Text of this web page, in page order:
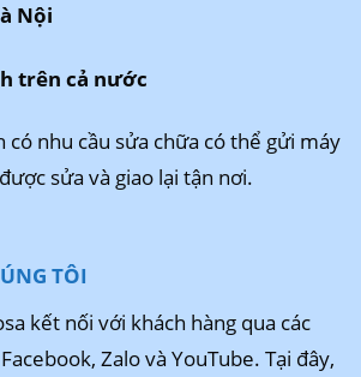
Nội
trên cả nước
có nhu cầu sửa chữa có thể gửi máy
sửa và giao lại tận nơi.
TÔI
kết nối với khách hàng qua các
Zalo và YouTube. Tại đây,